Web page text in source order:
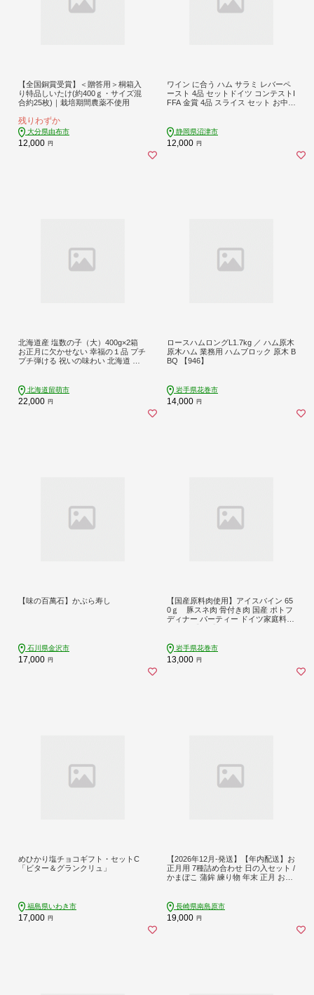
【全国銅賞受賞】＜贈答用＞桐箱入
り特品しいたけ(約400ｇ・サイズ混
合約25枚)｜栽培期間農薬不使用
残りわずか
大分県由布市
12,000 円
ワイン に合う ハム サラミ レバーペ
ースト 4品 セットドイツ コンテストI
FFA 金賞 4品 スライス セット お中元
静岡県沼津市
12,000 円
北海道産 塩数の子（大）400g×2箱
お正月に欠かせない 幸福の１品 プチ
プチ弾ける 祝いの味わい 北海道 ご
北海道留萌市
22,000 円
ロースハムロングL1.7kg ／ ハム原木
原木ハム 業務用 ハムブロック 原木 B
BQ 【946】
岩手県花巻市
14,000 円
【味の百萬石】かぶら寿し
石川県金沢市
17,000 円
【国産原料肉使用】アイスバイン 65
0ｇ 豚スネ肉 骨付き肉 国産 ポトフ
ディナー パーティー ドイツ家庭料理
岩手県花巻市
13,000 円
めひかり塩チョコギフト・セットC
「ビター＆グランクリュ」
福島県いわき市
17,000 円
【2026年12月-発送】【年内配送】お
正月用 7種詰め合わせ 日の入セット /
かまぼこ 蒲鉾 練り物 年末 正月 おせ
長崎県南島原市
19,000 円